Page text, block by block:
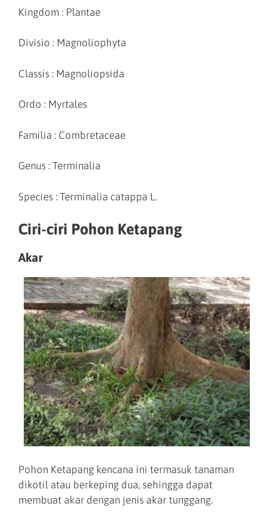
Kingdom : Plantae
Divisio : Magnoliophyta
Classis : Magnoliopsida
Ordo : Myrtales
Familia : Combretaceae
Genus : Terminalia
Species : Terminalia catappa L.
Ciri-ciri Pohon Ketapang
Akar
Pohon Ketapang kencana ini termasuk tanaman
dikotil atau berkeping dua, sehingga dapat
membuat akar dengan jenis akar tunggang.